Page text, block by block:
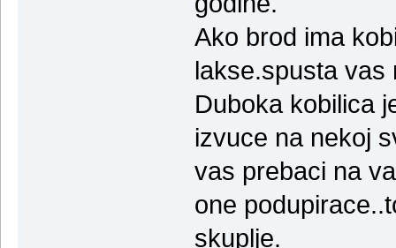
Ako brod ima
lakse.spusta vas
Duboka kobilica
izvuce na nekoj
vas prebaci na
one
skuplje.